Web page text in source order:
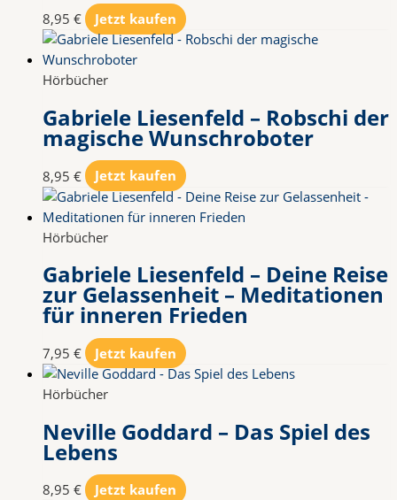
8,95 € Jetzt kaufen
Hörbücher
Gabriele Liesenfeld – Robschi der
magische Wunschroboter
8,95 € Jetzt kaufen
Hörbücher
Gabriele Liesenfeld – Deine Reise
zur Gelassenheit – Meditationen
für inneren Frieden
7,95 € Jetzt kaufen
Hörbücher
Neville Goddard – Das Spiel des
Lebens
8,95 € Jetzt kaufen